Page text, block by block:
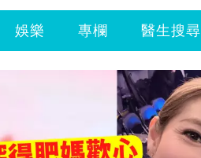
娛樂 專欄 醫生搜尋